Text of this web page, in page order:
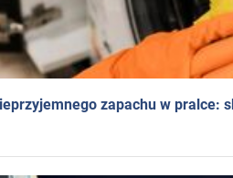
zapachu w pralce: